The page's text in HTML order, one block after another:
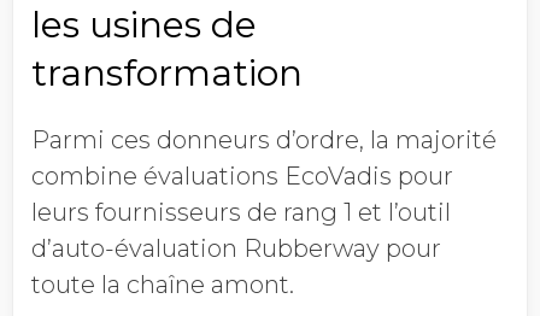
les usines de
transformation
Parmi ces donneurs d’ordre, la majorité
combine évaluations EcoVadis pour
leurs fournisseurs de rang 1 et l’outil
d’auto-évaluation Rubberway pour
toute la chaîne amont.